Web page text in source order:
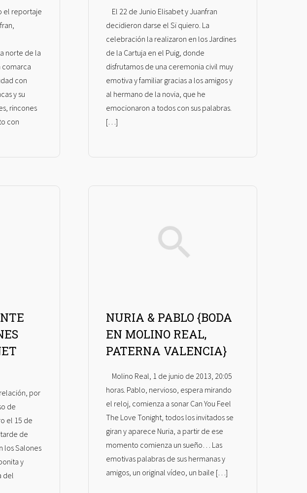
el reportaje
norte de la
comarca
con
y su
rincones
con
El 22 de Junio Elisabet y Juanfran
decidieron darse el Sï quiero. La
celebración la realizaron en los Jardines
de la Cartuja en el Puig, donde
disfrutamos de una ceremonia civil muy
emotiva y familiar gracias a los amigos y
al hermano de la novia, que he
emocionaron a todos con sus palabras.
[…]
por
de
el 15 de
de
los Salones
y
del
NURIA & PABLO {BODA
EN MOLINO REAL,
PATERNA VALENCIA}
Molino Real, 1 de junio de 2013, 20:05
horas. Pablo, nervioso, espera mirando
el reloj, comienza a sonar Can You Feel
The Love Tonight, todos los invitados se
giran y aparece Nuria, a partir de ese
momento comienza un sueño… Las
emotivas palabras de sus hermanas y
amigos, un original vídeo, un baile […]